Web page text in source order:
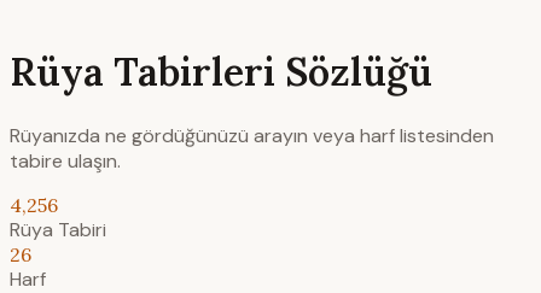
Rüya Tabirleri Sözlüğü
Rüyanızda ne gördüğünüzü arayın veya harf listesinden
tabire ulaşın.
4,256
Rüya Tabiri
26
Harf